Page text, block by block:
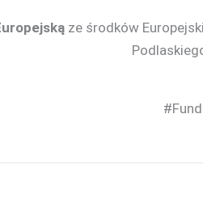
ze środków